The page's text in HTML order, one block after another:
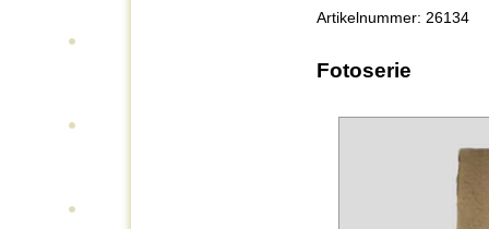
Artikelnummer: 26134
Fotoserie